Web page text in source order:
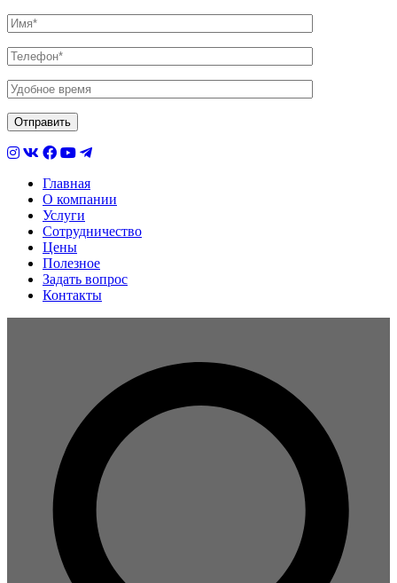
Главная
О компании
Услуги
Сотрудничество
Цены
Полезное
Задать вопрос
Контакты